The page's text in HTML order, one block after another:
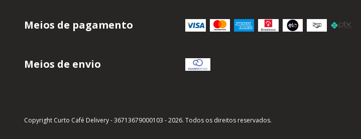
Meios de pagamento
Meios de envio
Copyright Curto Café Delivery - 36713679000103 - 2026. Todos os direitos reservados.